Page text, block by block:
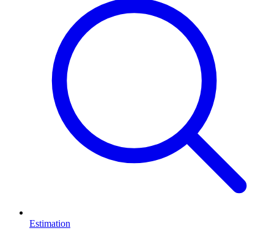
Estimation